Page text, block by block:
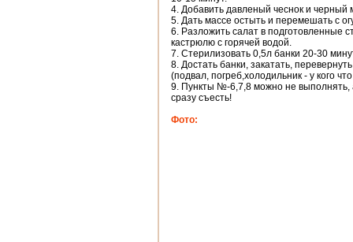
4. Добавить давленый чеснок и черный
5. Дать массе остыть и перемешать с
6. Разложить салат в подготовленные
кастрюлю с горячей водой.
7. Стерилизовать 0,5л банки 20-30
8. Достать банки, закатать,
(подвал, погреб,холодильник - у кого
9. Пункты №-6,7,8 можно не выполнять,
сразу съесть!
Фото: